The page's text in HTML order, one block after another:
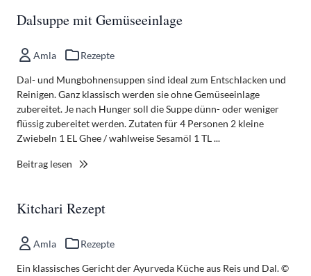
Dalsuppe mit Gemüseeinlage
Amla Rezepte
Dal- und Mungbohnensuppen sind ideal zum Entschlacken und
Reinigen. Ganz klassisch werden sie ohne Gemüseeinlage
zubereitet. Je nach Hunger soll die Suppe dünn- oder weniger
flüssig zubereitet werden. Zutaten für 4 Personen 2 kleine
Zwiebeln 1 EL Ghee / wahlweise Sesamöl 1 TL ...
Beitrag lesen
Kitchari Rezept
Amla Rezepte
Ein klassisches Gericht der Ayurveda Küche aus Reis und Dal. ©